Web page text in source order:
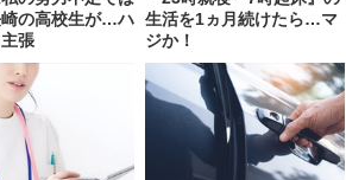
の高校生が…ハ
張
生活を1ヵ月続けたら…マ
ジか！